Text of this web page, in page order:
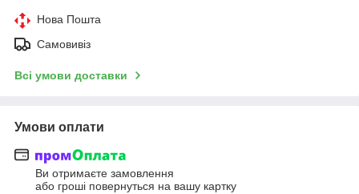
Нова Пошта
Самовивіз
Всі умови доставки
Умови оплати
Ви отримаєте замовлення
або гроші повернуться на вашу картку